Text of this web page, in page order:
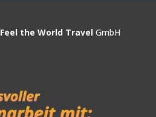
Feel the World Travel GmbH